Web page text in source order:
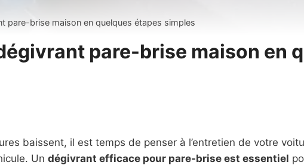
pare-brise maison en quelques étapes simples
pare-brise maison en
baissent, il est temps de penser à l’entretien de votre
Un dégivrant efficace pour pare-brise est essentiel